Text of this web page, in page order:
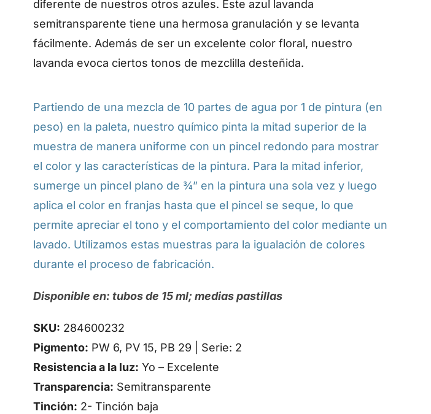
diferente de nuestros otros azules. Este azul lavanda
semitransparente tiene una hermosa granulación y se levanta
fácilmente. Además de ser un excelente color floral, nuestro
lavanda evoca ciertos tonos de mezclilla desteñida.
Partiendo de una mezcla de 10 partes de agua por 1 de pintura (en
peso) en la paleta, nuestro químico pinta la mitad superior de la
muestra de manera uniforme con un pincel redondo para mostrar
el color y las características de la pintura. Para la mitad inferior,
sumerge un pincel plano de ¾” en la pintura una sola vez y luego
aplica el color en franjas hasta que el pincel se seque, lo que
permite apreciar el tono y el comportamiento del color mediante un
lavado. Utilizamos estas muestras para la igualación de colores
durante el proceso de fabricación.
Disponible en: tubos de 15 ml; medias pastillas
SKU: 284600232
Pigmento: PW 6, PV 15, PB 29 | Serie: 2
Resistencia a la luz: Yo – Excelente
Transparencia: Semitransparente
Tinción: 2- Tinción baja